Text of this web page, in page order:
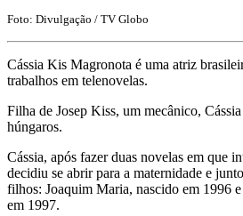
Foto: Divulgação / TV Globo
Cássia Kis Magronota é uma atriz
trabalhos em telenovelas.
Filha de Josep Kiss, um mecânico,
húngaros.
Cássia, após fazer duas novelas em que
decidiu se abrir para a maternidade e
filhos: Joaquim Maria, nascido em 1996
em 1997.